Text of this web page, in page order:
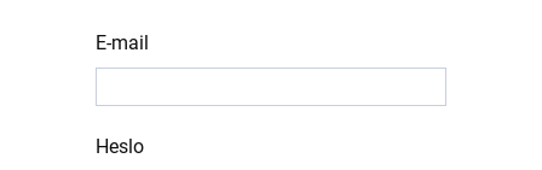
E-mail
Heslo